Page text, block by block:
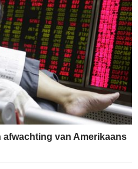
afwachting van Amerikaans